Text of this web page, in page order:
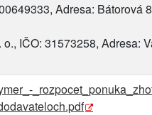
Adresa: Bátorová
IČO: 31573258, Adresa: